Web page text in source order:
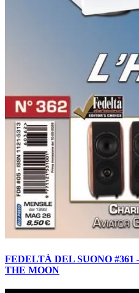
FEDELTÀ DEL SUONO #361
THE MOON